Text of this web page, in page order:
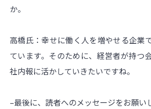
か。
高橋氏：幸せに働く人を増やせる企業
ています。そのために、経営者が持つ
社内報に活かしていきたいですね。
–最後に、読者へのメッセージをお願い